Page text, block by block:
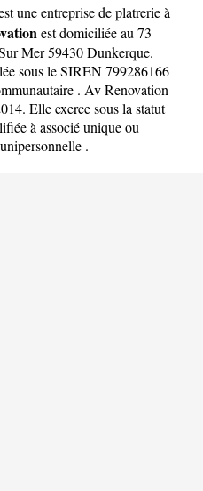
uneentreprise de platrerie à
est domiciliée au 73
Mer 59430 Dunkerque.
sous le SIREN 799286166
. Av Renovation
Elle exerce sous la statut
à associé unique ou
.